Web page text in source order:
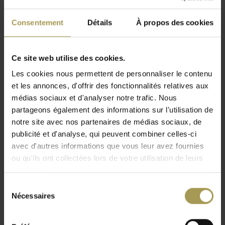
Consentement Détails À propos des cookies
Ce site web utilise des cookies.
Les cookies nous permettent de personnaliser le contenu
et les annonces, d'offrir des fonctionnalités relatives aux
médias sociaux et d'analyser notre trafic. Nous
partageons également des informations sur l'utilisation de
notre site avec nos partenaires de médias sociaux, de
publicité et d'analyse, qui peuvent combiner celles-ci
avec d'autres informations que vous leur avez fournies
ou qu'ils ont collectées lors de votre utilisation de leurs
Nécessaires
Designer:L.Marcolin, Boccato-Gigante-Zambusi pour
ULTOM
Dimensions petite table:120l x 120p x 74h
cm,grande table:240l x 120d x 74h cm,extension:120l
x 120p x 74h cm
Coloris:voir échantillons de couleurs en pièce jointe
Les marchandises sont livrées franco de port
(emballées à plat). L'installation est incluse à partir d'une
valeur de marchandise de 1 500 €
Ses détails marquantes, l'épaisseur spectaculaire de ses
matériaux et ses placages nobles, verre noir ou mélamine lui
l'Ultom Modi table de réunion en différentes couleurs;
Zebrano bois en bois de wengé, mélamine noir ou blanc,
Lire plus